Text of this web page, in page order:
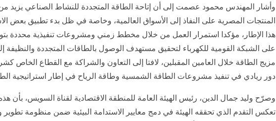
وأشار المهندس محمود عصمت إلى أن إتاحة الطاقة المتجددة للنشاط الصناعي يزيد
المنتجات المصرية على النفاذ إلى الأسواق العالمية، وخاصة في ظل بدء تطبيق بعض
هذا الإطار، مؤكدا استمرار العمل من خلال مخطط زمني ومشروعات تنفيذية محددة
مزيج الطاقة خلال العامين المقبلين، لافتا إلى التعاون والشراكة مع القطاع الخاص
دور ريادي في تنفيذ مشروعات الطاقة الشمسية وطاقة الرياح في إطار استراتيجية
وصرّح وليد جمال الدين، رئيس الهيئة العامة للمنطقة الاقتصادية لقناة السويس، بأن هذه
تعكس التقدم الذي تحققه الهيئة في دمج معايير الاستدامة البيئية ضمن منظومة